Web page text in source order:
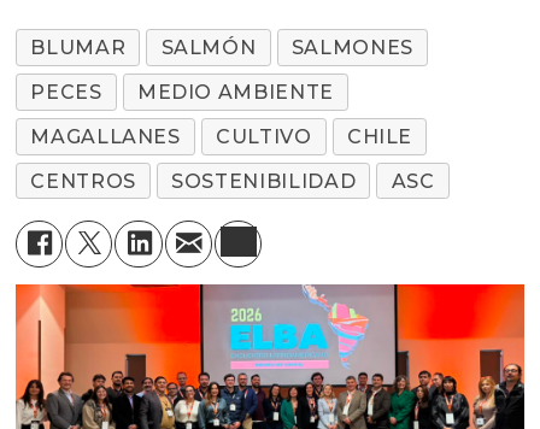
BLUMAR SALMÓN
SALMONES
PECES
MEDIO AMBIENTE
MAGALLANES
CULTIVO
CHILE
CENTROS
SOSTENIBILIDAD ASC